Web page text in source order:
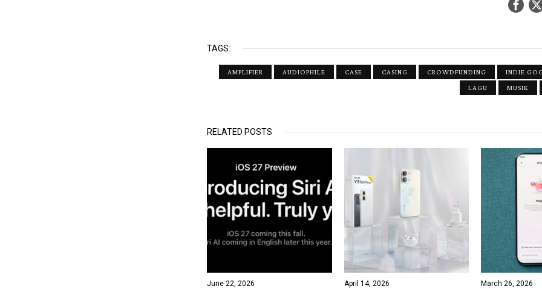
TAGS:
AMPLIFIER AUDIOPHILE CASE CASING CROWDFUNDING
INDIE
LAGU
MUSIK
RELATED POSTS
June 22, 2026 April 14, 2026 March 26, 2026